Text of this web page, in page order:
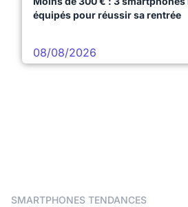
équipés pour réussir sa rentrée
08/08/2026
SMARTPHONES TENDANCES